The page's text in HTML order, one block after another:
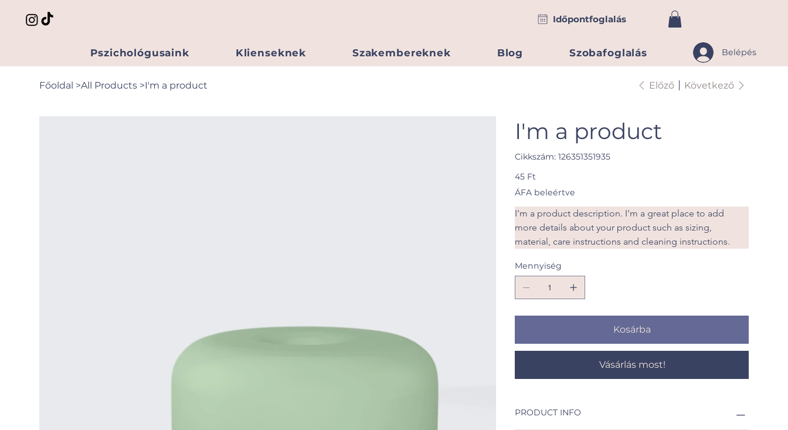
Időpontfoglalás
Pszichológusaink Klienseknek Szakembereknek Blog Szobafoglalás Belépés
Főoldal >All Products >I'm a product Előző Következő
I'm a product
Cikkszám: Cikkszám:
126351351935
126351351935
Ár
45 Ft
ÁFA beleértve
I'm a product description. I'm a great place to add
more details about your product such as sizing,
material, care instructions and cleaning instructions.
Mennyiség
Kosárba
Vásárlás most!
PRODUCT INFO